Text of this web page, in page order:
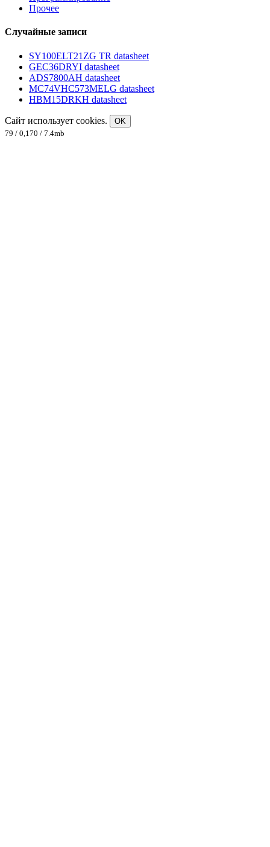
Прочее
Случайные записи
SY100ELT21ZG TR datasheet
GEC36DRYI datasheet
ADS7800AH datasheet
MC74VHC573MELG datasheet
HBM15DRKH datasheet
Сайт использует cookies.
OK
79 / 0,170 / 7.4mb